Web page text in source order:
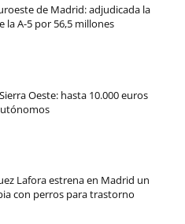
de Madrid: adjudicada la
la A-5 por 56,5 millones
Oeste: hasta 10.000 euros
Lafora estrena en Madrid un
con perros para trastorno